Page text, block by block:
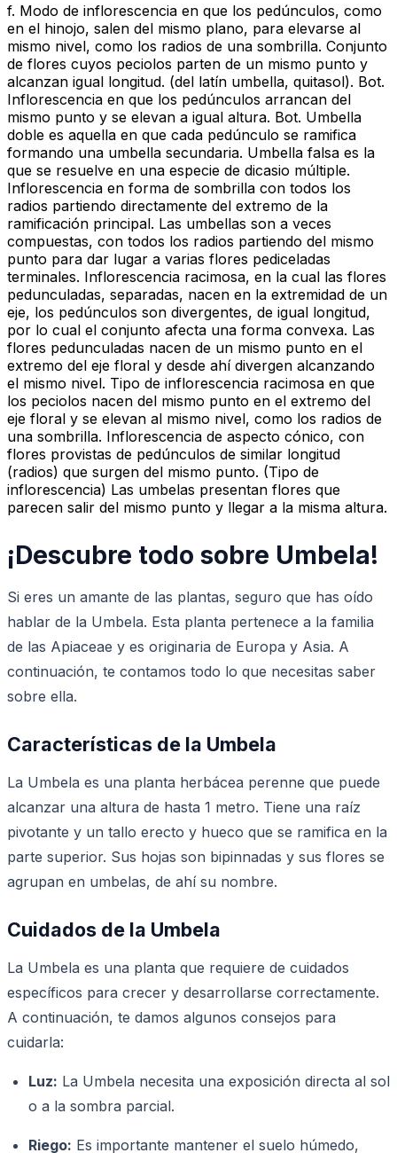
f. Modo de inflorescencia en que los pedúnculos, como
en el hinojo, salen del mismo plano, para elevarse al
mismo nivel, como los radios de una sombrilla. Conjunto
de flores cuyos peciolos parten de un mismo punto y
alcanzan igual longitud. (del latín umbella, quitasol). Bot.
Inflorescencia en que los pedúnculos arrancan del
mismo punto y se elevan a igual altura. Bot. Umbella
doble es aquella en que cada pedúnculo se ramifica
formando una umbella secundaria. Umbella falsa es la
que se resuelve en una especie de dicasio múltiple.
Inflorescencia en forma de sombrilla con todos los
radios partiendo directamente del extremo de la
ramificación principal. Las umbellas son a veces
compuestas, con todos los radios partiendo del mismo
punto para dar lugar a varias flores pediceladas
terminales. Inflorescencia racimosa, en la cual las flores
pedunculadas, separadas, nacen en la extremidad de un
eje, los pedúnculos son divergentes, de igual longitud,
por lo cual el conjunto afecta una forma convexa. Las
flores pedunculadas nacen de un mismo punto en el
extremo del eje floral y desde ahí divergen alcanzando
el mismo nivel. Tipo de inflorescencia racimosa en que
los peciolos nacen del mismo punto en el extremo del
eje floral y se elevan al mismo nivel, como los radios de
una sombrilla. Inflorescencia de aspecto cónico, con
flores provistas de pedúnculos de similar longitud
(radios) que surgen del mismo punto. (Tipo de
inflorescencia) Las umbelas presentan flores que
parecen salir del mismo punto y llegar a la misma altura.
¡Descubre todo sobre Umbela!
Si eres un amante de las plantas, seguro que has oído
hablar de la Umbela. Esta planta pertenece a la familia
de las Apiaceae y es originaria de Europa y Asia. A
continuación, te contamos todo lo que necesitas saber
sobre ella.
Características de la Umbela
La Umbela es una planta herbácea perenne que puede
alcanzar una altura de hasta 1 metro. Tiene una raíz
pivotante y un tallo erecto y hueco que se ramifica en la
parte superior. Sus hojas son bipinnadas y sus flores se
agrupan en umbelas, de ahí su nombre.
Cuidados de la Umbela
La Umbela es una planta que requiere de cuidados
específicos para crecer y desarrollarse correctamente.
A continuación, te damos algunos consejos para
cuidarla:
Luz: La Umbela necesita una exposición directa al sol
o a la sombra parcial.
Riego: Es importante mantener el suelo húmedo,